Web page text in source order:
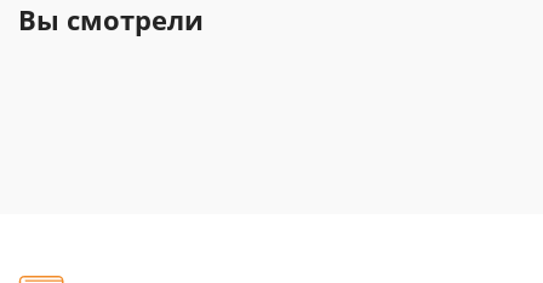
Вы смотрели